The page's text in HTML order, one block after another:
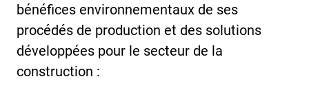
bénéfices environnementaux de ses
procédés de production et des solutions
développées pour le secteur de la
construction :